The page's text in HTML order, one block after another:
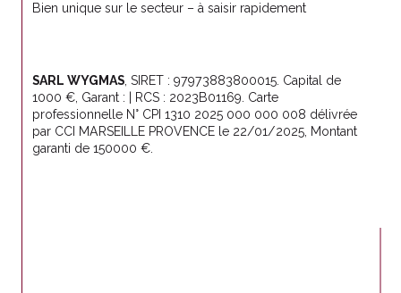
Bien unique sur le secteur – à saisir rapidement
SARL WYGMAS, SIRET : 97973883800015. Capital de
1000 €, Garant : | RCS : 2023B01169. Carte
professionnelle N° CPI 1310 2025 000 000 008 délivrée
par CCI MARSEILLE PROVENCE le 22/01/2025, Montant
garanti de 150000 €.